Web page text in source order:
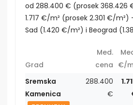
od 288.400 € (prosek 368.426
1.717 €/m² (prosek 2.301 €/
Sad (1.420 €/m²) i Beograd
Grad
Med.
cena €/
Sremska
Kamenica
288.400
€